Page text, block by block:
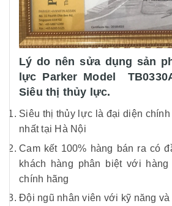
Lý do nên sửa dụng sản
lực Parker Model
Siêu thị thủy lực.
Siêu thị thủy lực là đại diện
nhất tại Hà Nội
Cam kết 100% hàng bán ra có
khách hàng phân biệt với hàng
chính hãng
Đội ngũ nhân viên với kỹ năng